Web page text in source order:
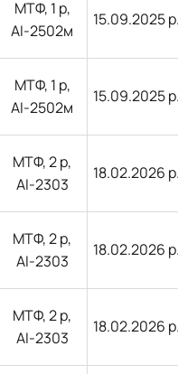
МТФ, 1 р,
АІ-2502м
15.09.2025
МТФ, 1 р,
АІ-2502м
15.09.2025
МТФ, 2 р,
АІ-2303
18.02.2026
МТФ, 2 р,
АІ-2303
18.02.2026
МТФ, 2 р,
АІ-2303
18.02.2026